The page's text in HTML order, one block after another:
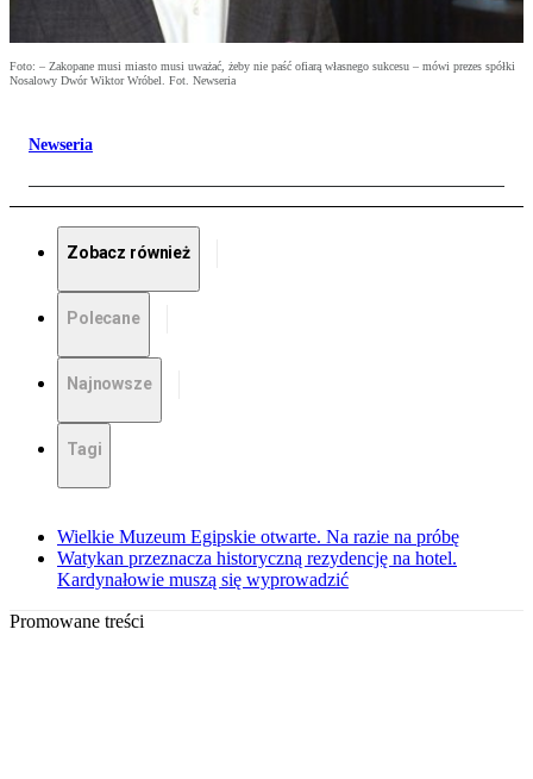
Foto: – Zakopane musi miasto musi uważać, żeby nie paść ofiarą własnego sukcesu – mówi prezes spółki
Nosalowy Dwór Wiktor Wróbel. Fot. Newseria
Newseria
Zobacz również
Polecane
Najnowsze
Tagi
Wielkie Muzeum Egipskie otwarte. Na razie na próbę
Watykan przeznacza historyczną rezydencję na hotel.
Kardynałowie muszą się wyprowadzić
Promowane treści